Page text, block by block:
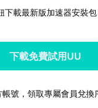
下載最新版加速器安裝包
下載免費試用UU
號，領取專屬會員兌換